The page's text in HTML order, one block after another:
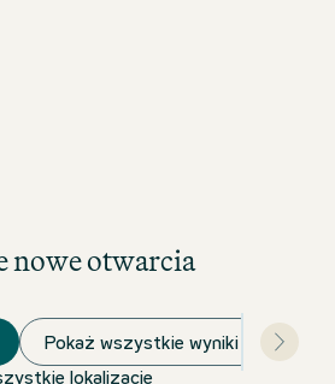
nowe otwarcia
Pokaż wszystkie wyniki
lokalizacje